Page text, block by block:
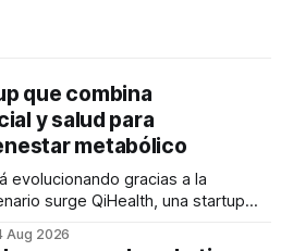
que combina
y salud para
metabólico
evolucionando gracias a la
surge QiHealth, una startup
inteligencia artificial y monitoreo
Aug 2026